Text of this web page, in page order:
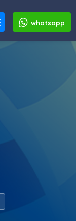
whatsapp